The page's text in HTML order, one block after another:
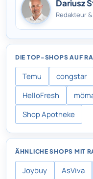
Dariusz
Redakteur
DIE TOP-SHOPS AUF
Temu congstar
HelloFresh
Shop Apotheke
ÄHNLICHE SHOPS MIT
Joybuy AsViva